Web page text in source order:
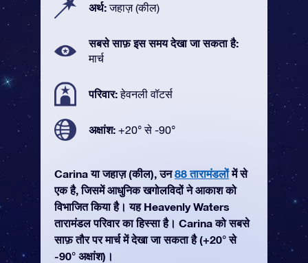
अर्थ:जहाज़ (कील)
सबसे साफ़ इस समय देखा जा सकता है:
मार्च
परिवार:हेवनली वॉटर्स
अक्षांश: +20° से -90°
Carina या जहाज़ (कील), उन88 तारामंडलोंमें से
एक है, जिसमें आधुनिक खगोलविदों ने आकाश को
विभाजित किया है। यह Heavenly Waters
तारामंडल परिवार का हिस्सा है। Carina को सबसे
साफ़ तौर पर मार्च में देखा जा सकता है (+20° से
-90° अक्षांश)।